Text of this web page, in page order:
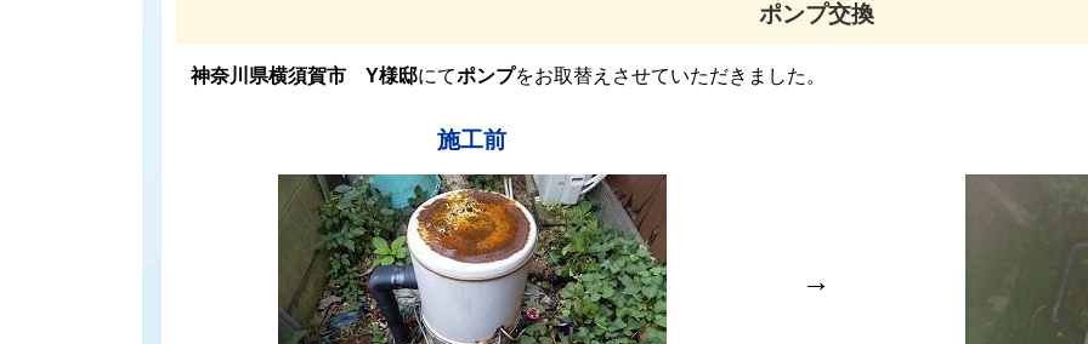
ポンプ交換
神奈川県横須賀市 Y様邸にてポンプをお取替えさせていただきました。
施工前
→